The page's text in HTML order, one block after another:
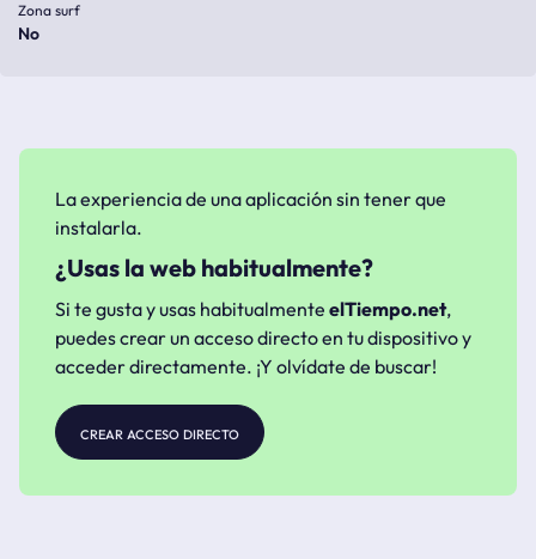
Zona surf
No
La experiencia de una aplicación sin tener que
instalarla.
¿Usas la web habitualmente?
Si te gusta y usas habitualmente elTiempo.net,
puedes crear un acceso directo en tu dispositivo y
acceder directamente. ¡Y olvídate de buscar!
crear acceso directo